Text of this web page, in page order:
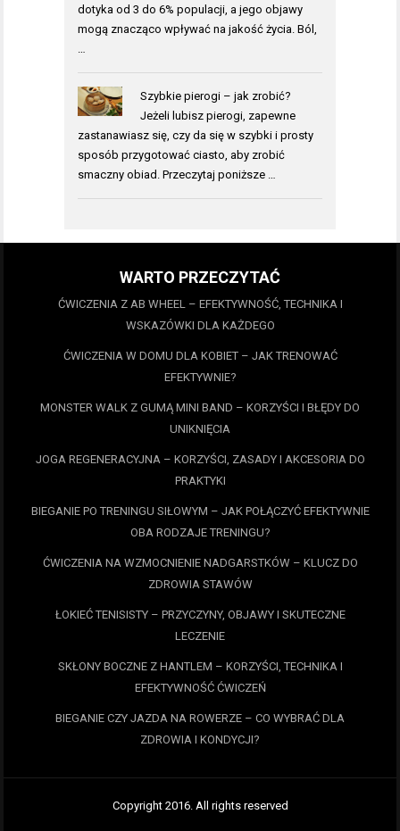
dotyka od 3 do 6% populacji, a jego objawy
mogą znacząco wpływać na jakość życia. Ból,
Szybkie pierogi – jak zrobić?
Jeżeli lubisz pierogi, zapewne
zastanawiasz się, czy da się w szybki i prosty
sposób przygotować ciasto, aby zrobić
smaczny obiad. Przeczytaj poniższe …
WARTO PRZECZYTAĆ
ĆWICZENIA Z AB WHEEL – EFEKTYWNOŚĆ, TECHNIKA I
WSKAZÓWKI DLA KAŻDEGO
ĆWICZENIA W DOMU DLA KOBIET – JAK TRENOWAĆ
EFEKTYWNIE?
MONSTER WALK Z GUMĄ MINI BAND – KORZYŚCI I BŁĘDY DO
UNIKNIĘCIA
JOGA REGENERACYJNA – KORZYŚCI, ZASADY I AKCESORIA DO
PRAKTYKI
BIEGANIE PO TRENINGU SIŁOWYM – JAK POŁĄCZYĆ EFEKTYWNIE
OBA RODZAJE TRENINGU?
ĆWICZENIA NA WZMOCNIENIE NADGARSTKÓW – KLUCZ DO
ZDROWIA STAWÓW
ŁOKIEĆ TENISISTY – PRZYCZYNY, OBJAWY I SKUTECZNE
LECZENIE
SKŁONY BOCZNE Z HANTLEM – KORZYŚCI, TECHNIKA I
EFEKTYWNOŚĆ ĆWICZEŃ
BIEGANIE CZY JAZDA NA ROWERZE – CO WYBRAĆ DLA
ZDROWIA I KONDYCJI?
Copyright 2016. All rights reserved